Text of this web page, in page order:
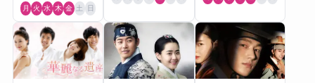
月 火 水 木 金 土 日